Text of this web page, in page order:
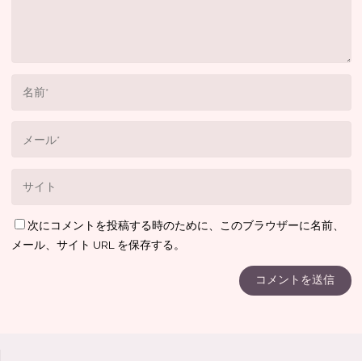
次にコメントを投稿する時のために、このブラウザーに名前、
メール、サイト URL を保存する。